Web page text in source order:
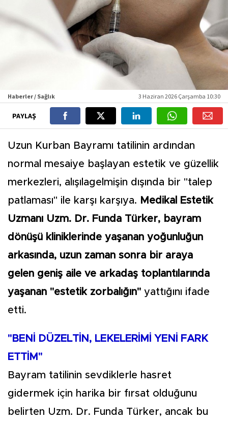
Haberler / Sağlık 3 Haziran 2026 Çarşamba 10:30
PAYLAŞ
Uzun Kurban Bayramı tatilinin ardından
normal mesaiye başlayan estetik ve güzellik
merkezleri, alışılagelmişin dışında bir "talep
patlaması" ile karşı karşıya. Medikal Estetik
Uzmanı Uzm. Dr. Funda Türker, bayram
dönüşü kliniklerinde yaşanan yoğunluğun
arkasında, uzun zaman sonra bir araya
gelen geniş aile ve arkadaş toplantılarında
yaşanan "estetik zorbalığın" yattığını ifade
etti.
"BENİ DÜZELTİN, LEKELERİMİ YENİ FARK
ETTİM"
Bayram tatilinin sevdiklerle hasret
gidermek için harika bir fırsat olduğunu
belirten Uzm. Dr. Funda Türker, ancak bu